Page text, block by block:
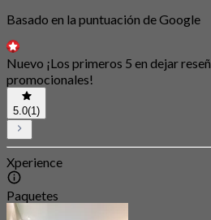
Basado en la puntuación de Google
Nuevo ¡Los primeros 5 en dejar
promocionales!
5.0(1)
Xperience
Paquetes